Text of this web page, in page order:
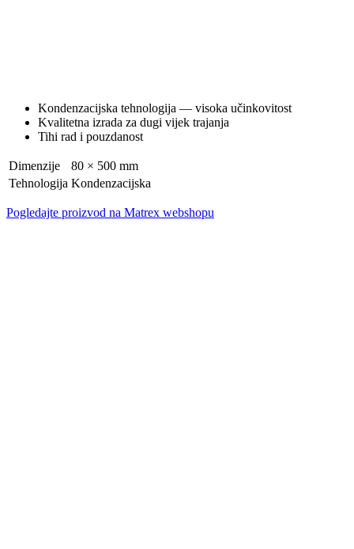
Kondenzacijska tehnologija — visoka učinkovitost
Kvalitetna izrada za dugi vijek trajanja
Tihi rad i pouzdanost
Dimenzije
80 × 500 mm
Tehnologija Kondenzacijska
Pogledajte proizvod na Matrex webshopu